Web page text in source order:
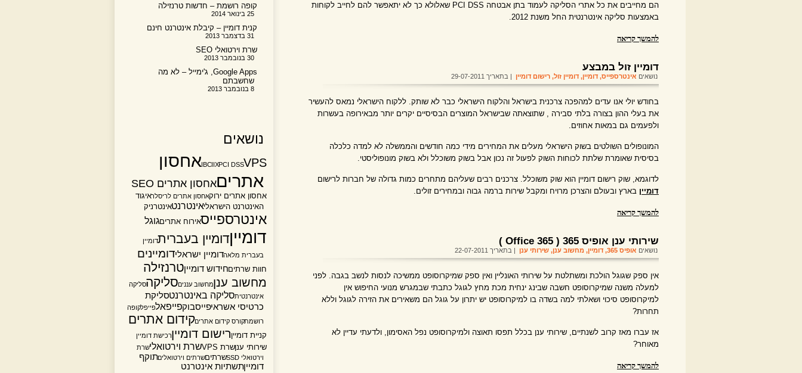
הם מחייבים את כל אתרי הסליקה לעמוד בתן אבטחה PCI DSS שאלולא כך לא יתאפשר להם לחייב לקוחות
באמצעות סליקה אינטרנטית החל משנת 2012.
להמשך קריאה
דומיין זול במבצע
נושאים אינטרספייס, דומיין, דומיין זול, רישום דומיין | בתאריך 29-07-2011
בחודש יולי אנו עדים למהפכה צרכנית בישראל והלקוח הישראלי כבר לא שותק. ללקוח הישראלי נמאס להעשיר
את בעלי ההון בצורה בלתי סבירה , שתוצאתה שבישראל המוצרים הבסיסיים יקרים יותר מבאירופה בעשרות
ולפעמים גם במאות אחוזים.
המונופולים השולטים בשוק הישראלי מעלים את המחירים מידי כמה חודשים והממשלה לא למדה כלכלה
בסיסית שאומרת שלתת לכוחות השוק לפעול זה נכון אבל בשוק משוכלל ולא בשוק מונופוליסטי.
לדוגמא, שוק רישום דומיין הוא שוק משוכלל. צרכנים רבים שעליהם מתחרים כמות גדולה של חברות לרישום
דומיין בארץ ובעולם והצרכן מרויח ומקבל שירות ברמה גבוה ובמחירים זולים.
להמשך קריאה
שירותי ענן אופיס 365 ( Office 365 )
נושאים אופיס 365 , דומיין, מחשוב ענן, שירותי ענן | בתאריך 22-07-2011
אין ספק שגוגל הולכת ומשתלטת על שירותי האונליין ואין ספק שמיקרוסופט ממשיכה לנסות לנשב בגבה. לפני
למעלה משנה שמיקרוסופט חשבה שבינג ינחית מכת מחץ לגוגל כתבתי שבמגרש מנועי החיפוש אין
למיקרוסופט סיכוי ושאלתי למה בשדה בו למיקרוסופט יש יתרון על גוגל הם משאירים את הזירה לגוגל וללא
תחרות?
אז עברו מאז קרוב לשנתיים, שירותי ענן בכלל תפסו תאוצה ולמיקרוסופט נפל האסימון, ולדעתי עדיין לא
מאוחר?
להמשך קריאה
קופה רושמת – חדשות טרנזילה
25 בינואר 2014
קנית דומיין – קיבלת אינטרנט חינם
31 בדצמבר 2013
שרת וירטואלי SEO
30 בנובמבר 2013
Google Apps, ג'ימייל – לא מה
שחשבתם
8 בנובמבר 2013
נושאים
IBCIIXPCI DSSVPS
אחסון
אתריםאחסון אתרים SEO
אחסון אתרים ירוקאחסון אתרים לריסלראיגוד
האינטרנט הישראליאינטרנטאינטרניק
אינטרספייסאירוח אתריםגוגל
דומייןדומיין בעבריתדומיין
בעברית מלאהדומיין ישראלידומיינים
חוות שרתיםחידוש דומייןטרנזילה
מחשוב ענןמחשוב ענניםסליקהסליקה
אינטרנטיתסליקה באינטרנטסליקת
כרטיסי אשראיפייסבוקפייפאלפייפלקופה
רושמתקורס קידום אתריםקידום אתרים
קניית דומייןרישום דומייןרכישת דומיין
שירותי ענןשרת VPS שרת וירטואלישרת
וירטואלי SSD
שרתיםשרתים וירטואליםתוקף
דומייןתשתיות אינטרנט